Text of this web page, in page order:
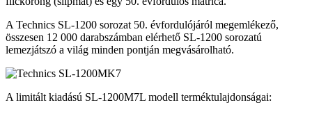
A Technics SL-1200 sorozat 50. évfordulójáról megemlékező,
összesen 12 000 darabszámban elérhető SL-1200 sorozatú
lemezjátszó a világ minden pontján megvásárolható.
A limitált kiadású SL-1200M7L modell terméktulajdonságai: